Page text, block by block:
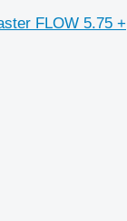
FLOW 5.75 +